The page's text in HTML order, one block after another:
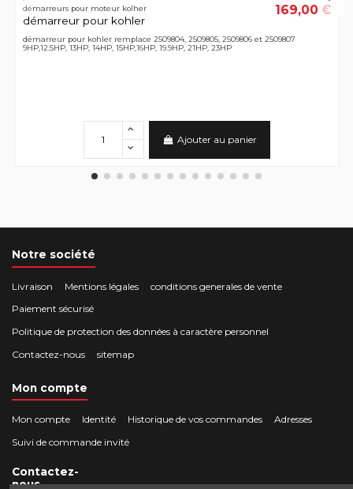
démarreurs pour moteur kolher
démarreur pour kohler
169,00 €
démarreur pour kohler remplace 2509804, 2509805, 2509806 et 2509807
9HP,12.5HP, 13HP, 14HP, 15HP,16HP, 19.9HP, 21HP, 23HP
Ajouter au panier
Notre société
Livraison Mentions légales
conditions generales de vente
Paiement sécurisé
Politique de protection des données à caractère personnel
Contactez-nous
sitemap
Mon compte
Mon compte Identité Historique de vos commandes
Adresses
Suivi de commande invité
Contactez-
nous